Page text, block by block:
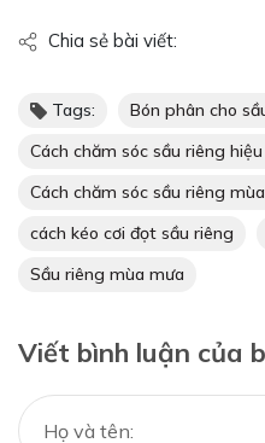
Chia sẻ bài viết:
Tags:
Bón phân cho
Cách chăm sóc sầu riêng
Cách chăm sóc sầu riêng
cách kéo cơi đọt sầu riêng
Sầu riêng mùa mưa
Viết bình luận của